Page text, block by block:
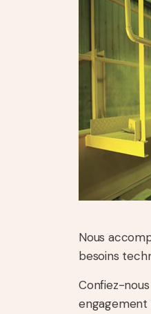
Nous
besoins
Confiez-
engagement